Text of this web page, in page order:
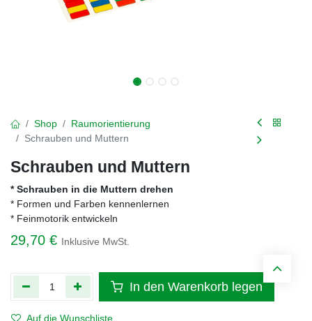
Shop
Raumorientierung
Schrauben und Muttern
Schrauben und Muttern
* Schrauben in die Muttern drehen
* Formen und Farben kennenlernen
* Feinmotorik entwickeln
29,70 € Inklusive MwSt.
In den Warenkorb legen
Auf die Wunschliste